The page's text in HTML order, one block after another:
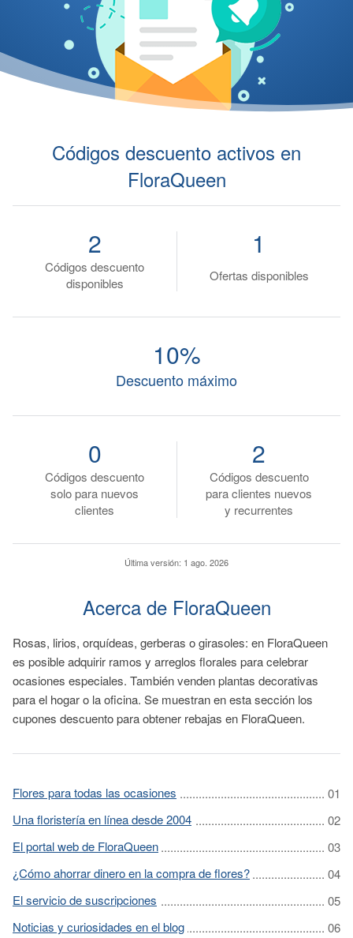
Códigos descuento activos en
FloraQueen
Códigos descuento
disponibles
2
Ofertas disponibles
1
Descuento máximo
10%
Códigos descuento
solo para nuevos
clientes
0
Códigos descuento
para clientes nuevos
y recurrentes
2
Última versión: 1 ago. 2026
Acerca de FloraQueen
Rosas, lirios, orquídeas, gerberas o girasoles: en FloraQueen
es posible adquirir ramos y arreglos florales para celebrar
ocasiones especiales. También venden plantas decorativas
para el hogar o la oficina. Se muestran en esta sección los
cupones descuento para obtener rebajas en FloraQueen.
Flores para todas las ocasiones
Una floristería en línea desde 2004
El portal web de FloraQueen
¿Cómo ahorrar dinero en la compra de flores?
El servicio de suscripciones
Noticias y curiosidades en el blog